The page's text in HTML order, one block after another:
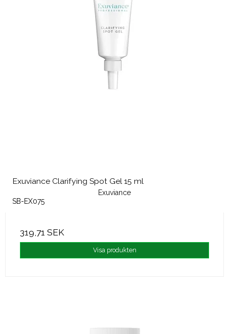
Exuviance Clarifying Spot Gel 15 ml
Exuviance
SB-EX075
319,71 SEK
Visa produkten